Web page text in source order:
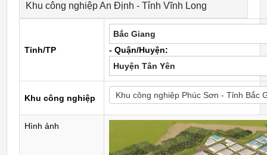
Khu công nghiệp An Định - Tỉnh Vĩnh Long
Tỉnh/TP
Bắc Giang
- Quận/Huyện:
Huyện Tân Yên
Khu công nghiệp
Hình ảnh